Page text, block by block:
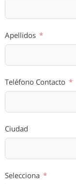
Apellidos
Teléfono Contacto
Ciudad
Selecciona